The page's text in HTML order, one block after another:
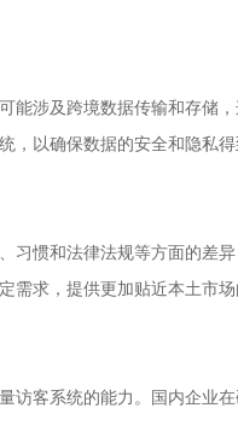
能涉及跨境数据传输和存储
以确保数据的安全和隐私得
习惯和法律法规等方面的差
求，提供更加贴近本土市场
访客系统的能力。国内企业